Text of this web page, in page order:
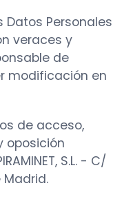
Datos Personales
veraces y
de
modificación en
de acceso,
oposición
S.L. - C/
Madrid.